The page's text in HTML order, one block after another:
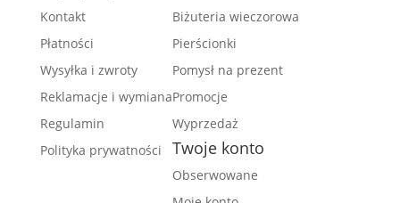
Kontakt
Płatności
Wysyłka i zwroty
Reklamacje i wymiana
Regulamin
Polityka prywatności
Biżuteria wieczorowa
Pierścionki
Pomysł na prezent
Promocje
Wyprzedaż
Twoje konto
Obserwowane